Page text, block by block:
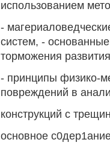
использованием
-
систем, -
торможения
- принципы физико-
повреждений в
конструкций с
основное